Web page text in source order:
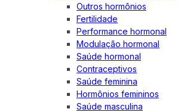
Outros hormônios
Fertilidade
Performance hormonal
Modulação hormonal
Saúde hormonal
Contraceptivos
Saúde feminina
Hormônios femininos
Saúde masculina